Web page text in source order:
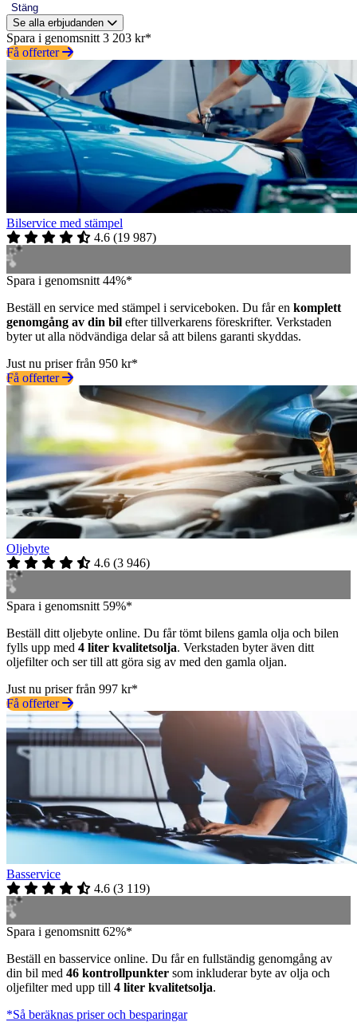
Stäng
Se alla erbjudanden
Spara i genomsnitt 3 203 kr*
Få offerter
Bilservice med stämpel
4.6 (19 987)
Spara i genomsnitt 44%*
Beställ en service med stämpel i serviceboken. Du får en komplett
genomgång av din bil efter tillverkarens föreskrifter. Verkstaden
byter ut alla nödvändiga delar så att bilens garanti skyddas.
Just nu priser från 950 kr*
Få offerter
Oljebyte
4.6 (3 946)
Spara i genomsnitt 59%*
Beställ ditt oljebyte online. Du får tömt bilens gamla olja och bilen
fylls upp med 4 liter kvalitetsolja. Verkstaden byter även ditt
oljefilter och ser till att göra sig av med den gamla oljan.
Just nu priser från 997 kr*
Få offerter
Basservice
4.6 (3 119)
Spara i genomsnitt 62%*
Beställ en basservice online. Du får en fullständig genomgång av
din bil med 46 kontrollpunkter som inkluderar byte av olja och
oljefilter med upp till 4 liter kvalitetsolja.
*Så beräknas priser och besparingar